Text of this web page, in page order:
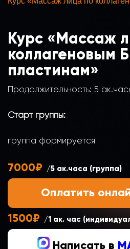
Курс «Массаж
коллагеновым
пластинам»
Продолжительность: 5
Старт группы:
группа формируется
7000₽ /5 ак.часа (группа)
Оплатить
1500₽ /1 ак. час
Написать в